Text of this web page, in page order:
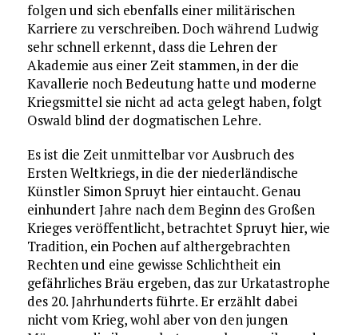
folgen und sich ebenfalls einer militärischen
Karriere zu verschreiben. Doch während Ludwig
sehr schnell erkennt, dass die Lehren der
Akademie aus einer Zeit stammen, in der die
Kavallerie noch Bedeutung hatte und moderne
Kriegsmittel sie nicht ad acta gelegt haben, folgt
Oswald blind der dogmatischen Lehre.
Es ist die Zeit unmittelbar vor Ausbruch des
Ersten Weltkriegs, in die der niederländische
Künstler Simon Spruyt hier eintaucht. Genau
einhundert Jahre nach dem Beginn des Großen
Krieges veröffentlicht, betrachtet Spruyt hier, wie
Tradition, ein Pochen auf althergebrachten
Rechten und eine gewisse Schlichtheit ein
gefährliches Bräu ergeben, das zur Urkatastrophe
des 20. Jahrhunderts führte. Er erzählt dabei
nicht vom Krieg, wohl aber von den jungen